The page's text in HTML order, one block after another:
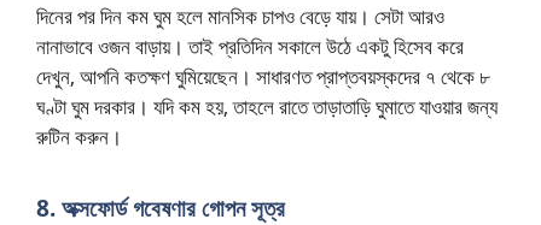
দিনের পর দিন কম ঘুম হলে মানসিক চাপও বেড়ে যায়। সেটা আরও
নানাভাবে ওজন বাড়ায়। তাই প্রতিদিন সকালে উঠে একটু হিসেব করে
দেখুন, আপনি কতক্ষণ ঘুমিয়েছেন। সাধারণত প্রাপ্তবয়স্কদের ৭ থেকে ৮
ঘণ্টা ঘুম দরকার। যদি কম হয়, তাহলে রাতে তাড়াতাড়ি ঘুমাতে যাওয়ার জন্য
রুটিন করুন।
8. অক্সফোর্ড গবেষণার গোপন সূত্র